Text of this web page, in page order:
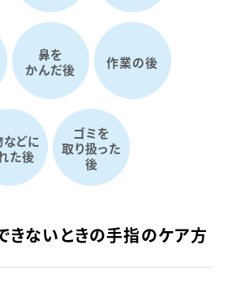
鼻を
かんだ後
作業の後
どに
た後
ゴミを
取り扱った
後
きないときの手指のケア方